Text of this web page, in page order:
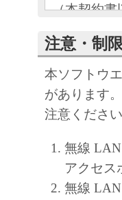
（本契約書
以下「本
めの、お客
す。）との
お客様は、
点、または
お客様が本
ア」を使
１．許諾
注意・制
本ソフトウ
があります
注意ください
無線
アクセス
無線